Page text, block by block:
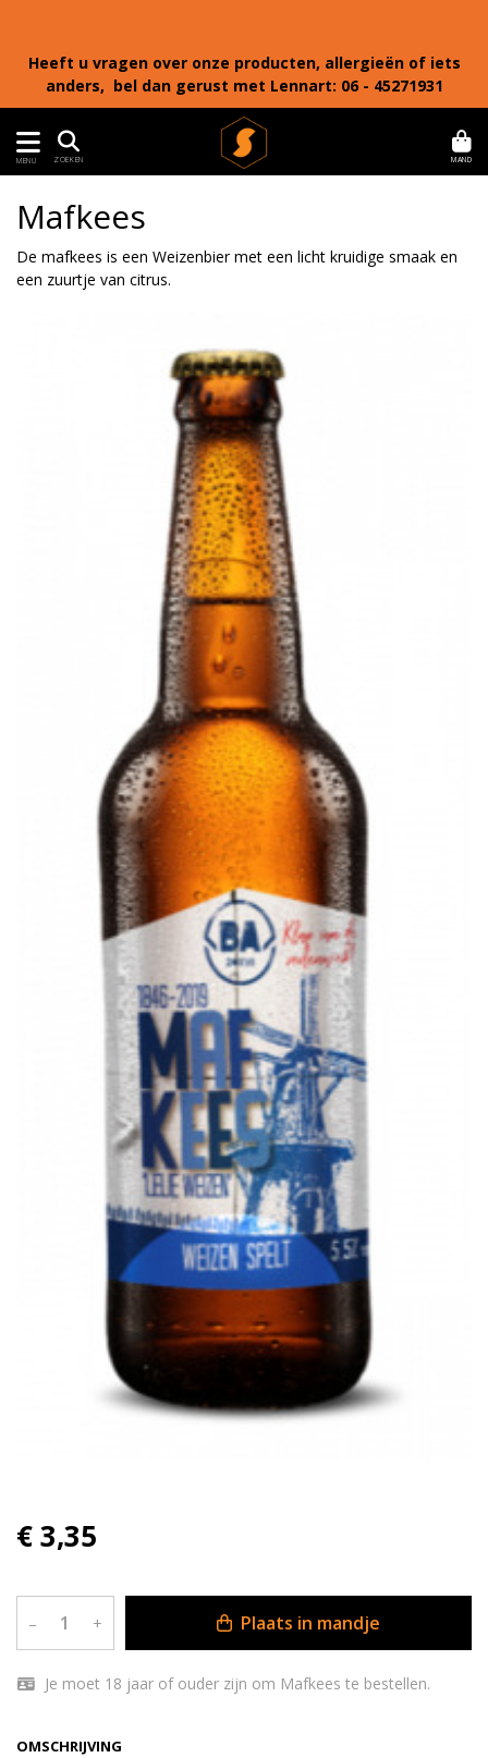
Heeft u vragen over onze producten, allergieën of iets
anders, bel dan gerust met Lennart: 06 - 45271931
MENU ZOEKEN MAND
OMSCHRIJVING
Mafkees
De mafkees is een Weizenbier met een licht kruidige smaak en
een zuurtje van citrus.
€ 3,35
– + Plaats in mandje
Je moet 18 jaar of ouder zijn om Mafkees te bestellen.